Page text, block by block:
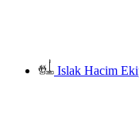
Islak Hacim